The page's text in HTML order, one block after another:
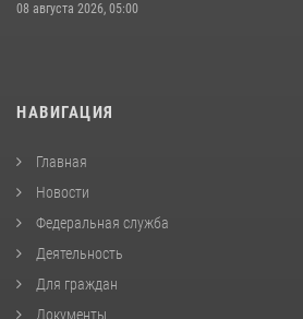
08 августа 2026, 05:00
НАВИГАЦИЯ
Главная
Новости
Федеральная служба
Деятельность
Для граждан
Документы